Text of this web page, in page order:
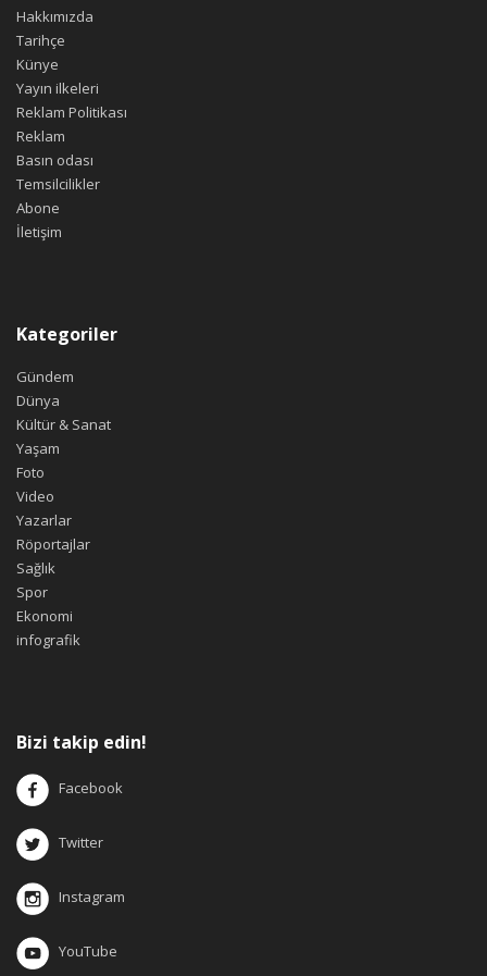
Hakkımızda
Tarihçe
Künye
Yayın ilkeleri
Reklam Politikası
Reklam
Basın odası
Temsilcilikler
Abone
İletişim
Kategoriler
Gündem
Dünya
Kültür & Sanat
Yaşam
Foto
Video
Yazarlar
Röportajlar
Sağlık
Spor
Ekonomi
infografik
Bizi takip edin!
Facebook
Twitter
Instagram
YouTube